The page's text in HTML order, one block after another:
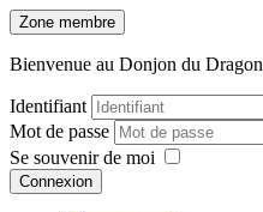
Zone membre
Bienvenue au Donjon du Dragon
Identifiant
Mot de passe
Se souvenir de moi
Connexion